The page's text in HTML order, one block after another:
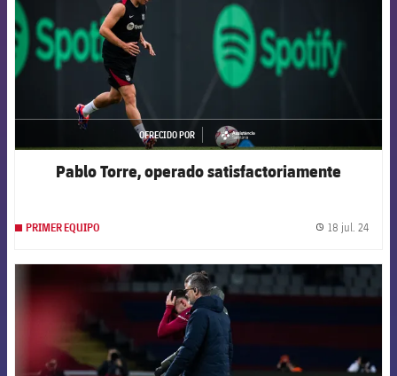
OFRECIDO POR
asistencia
Pablo Torre, operado satisfactoriamente
PRIMER EQUIPO 18 jul. 24
FCB Barcelona badge